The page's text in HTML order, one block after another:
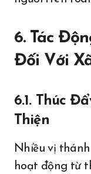
6. Tác
Đối Với
6.1. Thúc
Thiện
Nhiều vị
hoạt động từ